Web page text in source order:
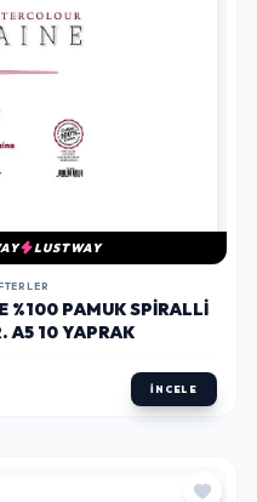
LUSTWAY
%100 PAMUK SPIRALLI
A5 10 YAPRAK
İNCELE